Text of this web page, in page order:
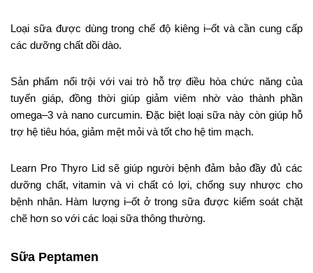
Loại sữa được dùng trong chế độ kiêng i–ốt và cần cung cấp
các dưỡng chất dồi dào.
Sản phẩm nổi trội với vai trò hỗ trợ điều hòa chức năng của
tuyến giáp, đồng thời giúp giảm viêm nhờ vào thành phần
omega–3 và nano curcumin. Đặc biệt loại sữa này còn giúp hỗ
trợ hệ tiêu hóa, giảm mệt mỏi và tốt cho hệ tim mạch.
Learn Pro Thyro Lid sẽ giúp người bệnh đảm bảo đầy đủ các
dưỡng chất, vitamin và vi chất có lợi, chống suy nhược cho
bệnh nhân. Hàm lượng i–ốt ở trong sữa được kiểm soát chặt
chẽ hơn so với các loại sữa thông thường.
Sữa Peptamen